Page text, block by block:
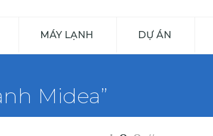
MÁY LẠNH DỰ ÁN
Midea”